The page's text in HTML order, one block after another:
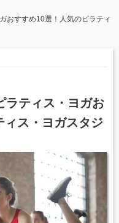
おすすめ10選！人気のピラティ
ラティス・ヨガお
ィス・ヨガスタジ